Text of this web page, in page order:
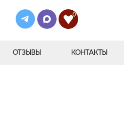
0
ОТЗЫВЫ КОНТАКТЫ